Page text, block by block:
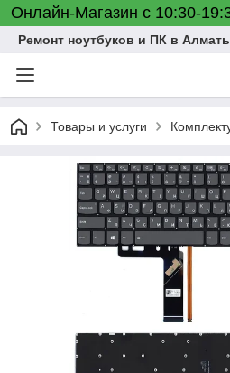
Онлайн-Магазин с 10:30-
Ремонт ноутбуков и ПК в
Товары и услуги